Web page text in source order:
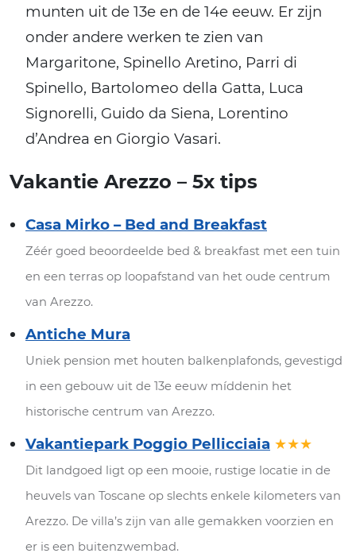
munten uit de 13e en de 14e eeuw. Er zijn
onder andere werken te zien van
Margaritone, Spinello Aretino, Parri di
Spinello, Bartolomeo della Gatta, Luca
Signorelli, Guido da Siena, Lorentino
d’Andrea en Giorgio Vasari.
Vakantie Arezzo – 5x tips
Casa Mirko – Bed and Breakfast
Zéér goed beoordeelde bed & breakfast met een tuin
en een terras op loopafstand van het oude centrum
van Arezzo.
Antiche Mura
Uniek pension met houten balkenplafonds, gevestigd
in een gebouw uit de 13e eeuw míddenin het
historische centrum van Arezzo.
Vakantiepark Poggio Pellicciaia ★★★
Dit landgoed ligt op een mooie, rustige locatie in de
heuvels van Toscane op slechts enkele kilometers van
Arezzo. De villa’s zijn van alle gemakken voorzien en
er is een buitenzwembad.